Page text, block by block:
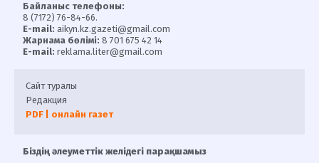
Байланыс телефоны:
8 (7172) 76-84-66.
E-mail: aikyn.kz.gazeti@gmail.com
Жарнама бөлімі: 8 701 675 42 14
E-mail: reklama.liter@gmail.com
Сайт туралы
Редакция
PDF | онлайн газет
Біздің әлеуметтік желідегі парақшамыз